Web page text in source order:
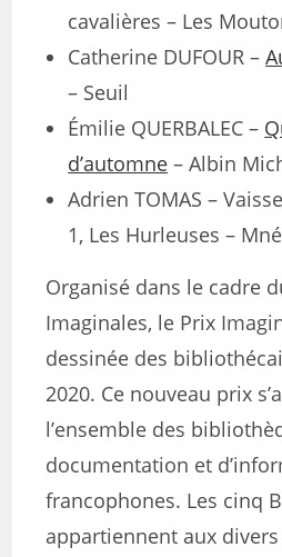
cavalières – Les
Catherine DUFOUR –
– Seuil
Émilie QUERBALEC –
d’automne – Albin
Adrien TOMAS –
1, Les Hurleuses –
Organisé dans le cadre
Imaginales, le Prix
dessinée des
2020. Ce nouveau prix
l’ensemble des
documentation et
francophones. Les cinq
appartiennent aux